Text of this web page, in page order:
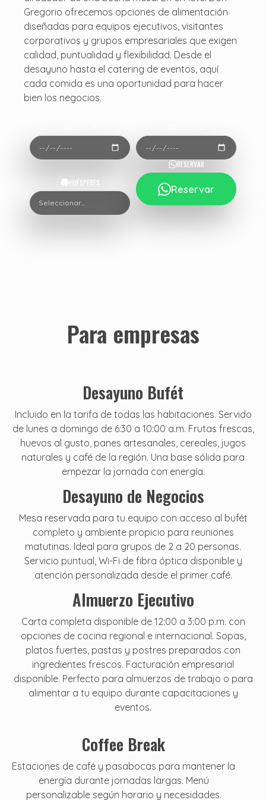
Gregorio ofrecemos opciones de alimentación
diseñadas para equipos ejecutivos, visitantes
corporativos y grupos empresariales que exigen
calidad, puntualidad y flexibilidad. Desde el
desayuno hasta el catering de eventos, aquí
cada comida es una oportunidad para hacer
bien los negocios.
HUÉSPEDES
RESERVAR
Reservar
Para empresas
Desayuno Bufét
Incluido en la tarifa de todas las habitaciones. Servido
de lunes a domingo de 6:30 a 10:00 a.m. Frutas frescas,
huevos al gusto, panes artesanales, cereales, jugos
naturales y café de la región. Una base sólida para
empezar la jornada con energía.
Desayuno de Negocios
Mesa reservada para tu equipo con acceso al bufét
completo y ambiente propicio para reuniones
matutinas. Ideal para grupos de 2 a 20 personas.
Servicio puntual, Wi-Fi de fibra óptica disponible y
atención personalizada desde el primer café.
Almuerzo Ejecutivo
Carta completa disponible de 12:00 a 3:00 p.m. con
opciones de cocina regional e internacional. Sopas,
platos fuertes, pastas y postres preparados con
ingredientes frescos. Facturación empresarial
disponible. Perfecto para almuerzos de trabajo o para
alimentar a tu equipo durante capacitaciones y
eventos.
Coffee Break
Estaciones de café y pasabocas para mantener la
energía durante jornadas largas. Menú
personalizable según horario y necesidades.